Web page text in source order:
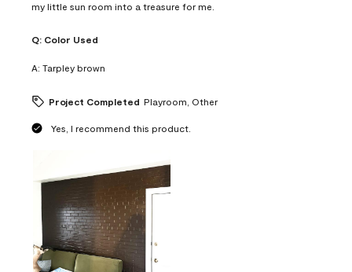
my little sun room into a treasure for me.
Q: Color Used
A: Tarpley brown
Project Completed Playroom, Other
Yes, I recommend this product.